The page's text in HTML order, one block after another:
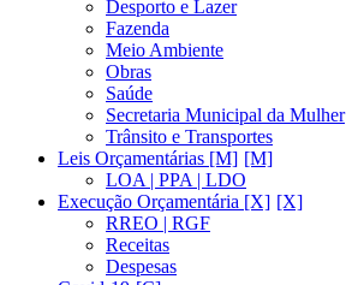
Desporto e Lazer
Fazenda
Meio Ambiente
Obras
Saúde
Secretaria Municipal da Mulher
Trânsito e Transportes
Leis Orçamentárias [M]
LOA | PPA | LDO
Execução Orçamentária [X]
RREO | RGF
Receitas
Despesas